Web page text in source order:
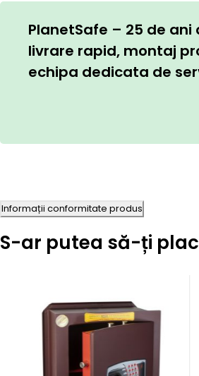
PlanetSafe – 25 de ani
livrare rapid, montaj
echipa dedicata de
Informații conformitate produs
S-ar putea să-ți